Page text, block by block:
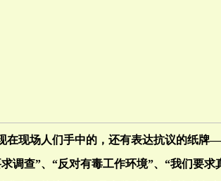
在现场人们手中的，还有表达抗议的纸
调查”、“反对有毒工作环境”、“我们要